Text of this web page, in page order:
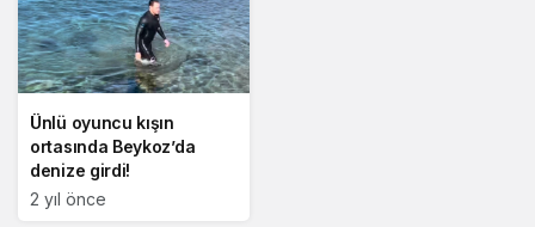
Ünlü oyuncu kışın
ortasında Beykoz’da
denize girdi!
2 yıl önce